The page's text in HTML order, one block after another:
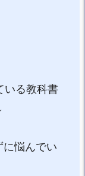
いる教科書
に悩んでい